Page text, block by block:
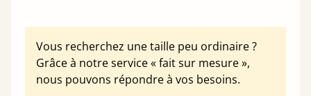
Vous recherchez une taille peu ordinaire ?
Grâce à notre service « fait sur mesure »,
nous pouvons répondre à vos besoins.